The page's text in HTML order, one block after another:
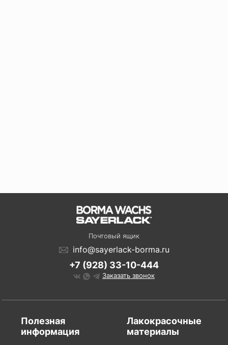
Почтовый ящик
info@sayerlack-borma.ru
+7 (928) 33-10-444
Заказать звонок
Полезная
информация
Лакокрасочные
материалы